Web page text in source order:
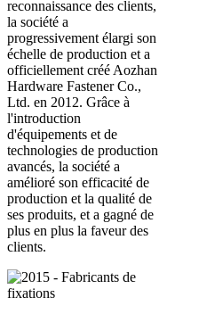
reconnaissance des clients,
la société a
progressivement élargi son
échelle de production et a
officiellement créé Aozhan
Hardware Fastener Co.,
Ltd. en 2012. Grâce à
l'introduction
d'équipements et de
technologies de production
avancés, la société a
amélioré son efficacité de
production et la qualité de
ses produits, et a gagné de
plus en plus la faveur des
clients.